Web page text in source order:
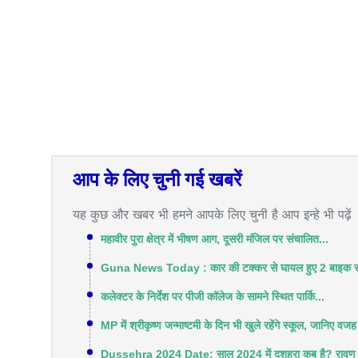
आप के लिए चुनी गई खबरें
यह कुछ और खबर भी हमने आपके लिए चुनी है आप इन्हे भी पढ़ें
महावीर पुरा क्षेत्र में भीषण आग, दूसरी मंजिल पर संचालित...
Guna News Today : कार की टक्कर से घायल हुए 2 बाइक
कलेक्‍टर के निर्देश पर पीजी कॉलेज के सामने स्थित पार्कि...
MP में श्रीकृष्ण जन्माष्टमी के दिन भी खुले रहेंगे स्कूल, जानिए वजह
Dussehra 2024 Date: साल 2024 में दशहरा कब है? रावण